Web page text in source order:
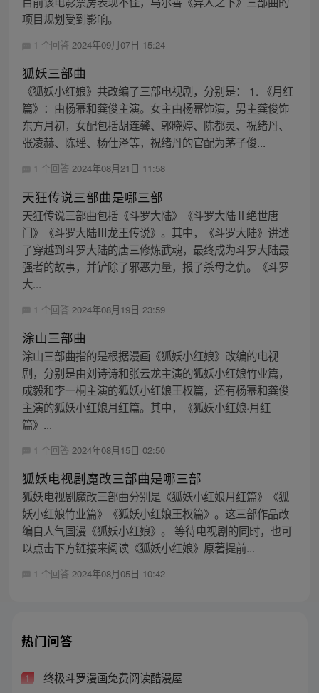
项目规划受到影响。
1 个回答 2024年09月07日 15:24
狐妖三部曲
《狐妖小红娘》共改编了三部电视剧，分别是： 1. 《月红
篇》：由杨幂和龚俊主演。女主由杨幂饰演，男主龚俊饰
东方月初，女配包括胡连馨、郭晓婷、陈都灵、祝绪丹、
张凌赫、陈瑶、杨仕泽等，祝绪丹的官配为茅子俊...
1 个回答 2024年08月21日 11:58
天狂传说三部曲是哪三部
天狂传说三部曲包括《斗罗大陆》《斗罗大陆Ⅱ绝世唐
门》《斗罗大陆Ⅲ龙王传说》。其中，《斗罗大陆》讲述
了穿越到斗罗大陆的唐三修炼武魂，最终成为斗罗大陆最
强者的故事，并铲除了邪恶力量，报了杀母之仇。《斗罗
大...
1 个回答 2024年08月19日 23:59
涂山三部曲
涂山三部曲指的是根据漫画《狐妖小红娘》改编的电视
剧，分别是由刘诗诗和张云龙主演的狐妖小红娘竹业篇，
成毅和李一桐主演的狐妖小红娘王权篇，还有杨幂和龚俊
主演的狐妖小红娘月红篇。其中，《狐妖小红娘·月红
篇》...
1 个回答 2024年08月15日 02:50
狐妖电视剧魔改三部曲是哪三部
狐妖电视剧魔改三部曲分别是《狐妖小红娘月红篇》《狐
妖小红娘竹业篇》《狐妖小红娘王权篇》。这三部作品改
编自人气国漫《狐妖小红娘》。 等待电视剧的同时，也可
以点击下方链接来阅读《狐妖小红娘》原著提前...
1 个回答 2024年08月05日 10:42
热门问答
1 终极斗罗漫画免费阅读酷漫屋